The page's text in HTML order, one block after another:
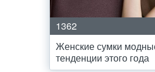
1362
Женские сумки
тенденции этого года